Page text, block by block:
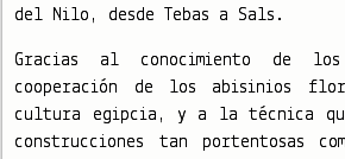
del Nilo, desde Tebas a Sals.
Gracias al conocimiento de
cooperación de los abisinios
cultura egipcia, y a la técnica
construcciones tan portentosas